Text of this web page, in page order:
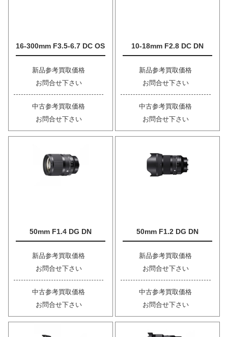
16-300mm F3.5-6.7 DC OS
新品参考買取価格
お問合せ下さい
中古参考買取価格
お問合せ下さい
10-18mm F2.8 DC DN
新品参考買取価格
お問合せ下さい
中古参考買取価格
お問合せ下さい
50mm F1.4 DG DN
新品参考買取価格
お問合せ下さい
中古参考買取価格
お問合せ下さい
50mm F1.2 DG DN
新品参考買取価格
お問合せ下さい
中古参考買取価格
お問合せ下さい